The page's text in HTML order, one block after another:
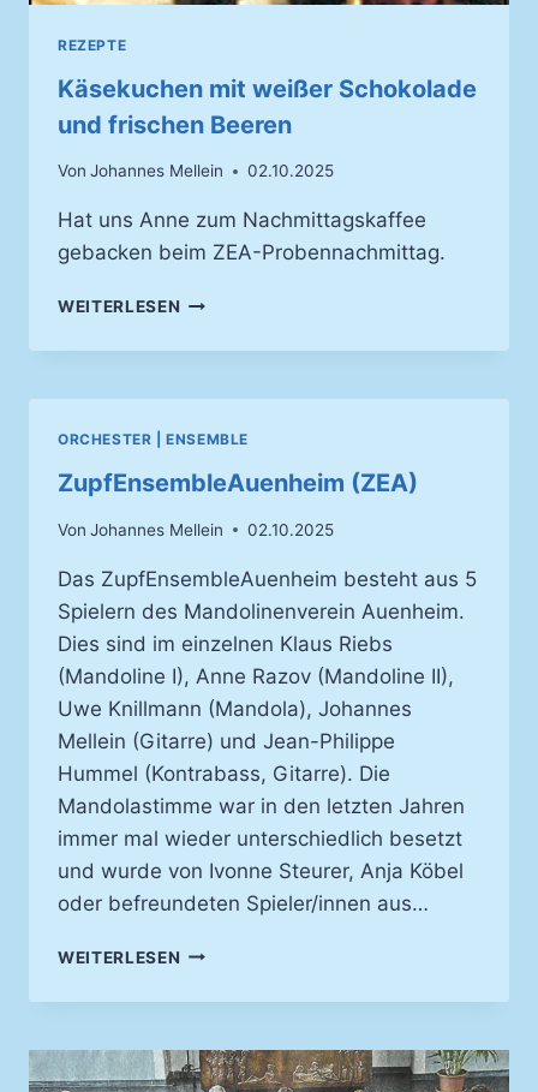
REZEPTE
Käsekuchen mit weißer Schokolade
und frischen Beeren
Von Johannes Mellein 02.10.2025
Hat uns Anne zum Nachmittagskaffee
gebacken beim ZEA-Probennachmittag.
WEITERLESEN KÄSEKUCHEN
WEISSER S
ORCHESTER | ENSEMBLE
ZupfEnsembleAuenheim (ZEA)
Von Johannes Mellein 02.10.2025
Das ZupfEnsembleAuenheim besteht aus 5
Spielern des Mandolinenverein Auenheim.
Dies sind im einzelnen Klaus Riebs
(Mandoline I), Anne Razov (Mandoline II),
Uwe Knillmann (Mandola), Johannes
Mellein (Gitarre) und Jean-Philippe
Hummel (Kontrabass, Gitarre). Die
Mandolastimme war in den letzten Jahren
immer mal wieder unterschiedlich besetzt
und wurde von Ivonne Steurer, Anja Köbel
oder befreundeten Spieler/innen aus…
WEITERLESEN ZUPFENSEMBLEAUENHEIM